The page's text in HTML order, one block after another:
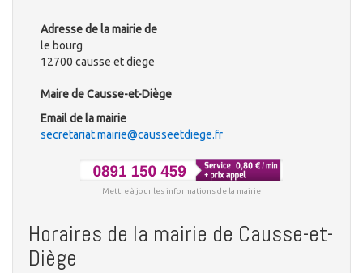
Adresse de la mairie de
le bourg
12700 causse et diege
Maire de Causse-et-Diège
Email de la mairie
secretariat.mairie@causseetdiege.fr
Mettre à jour les informations de la mairie
Horaires de la mairie de Causse-et-
Diège